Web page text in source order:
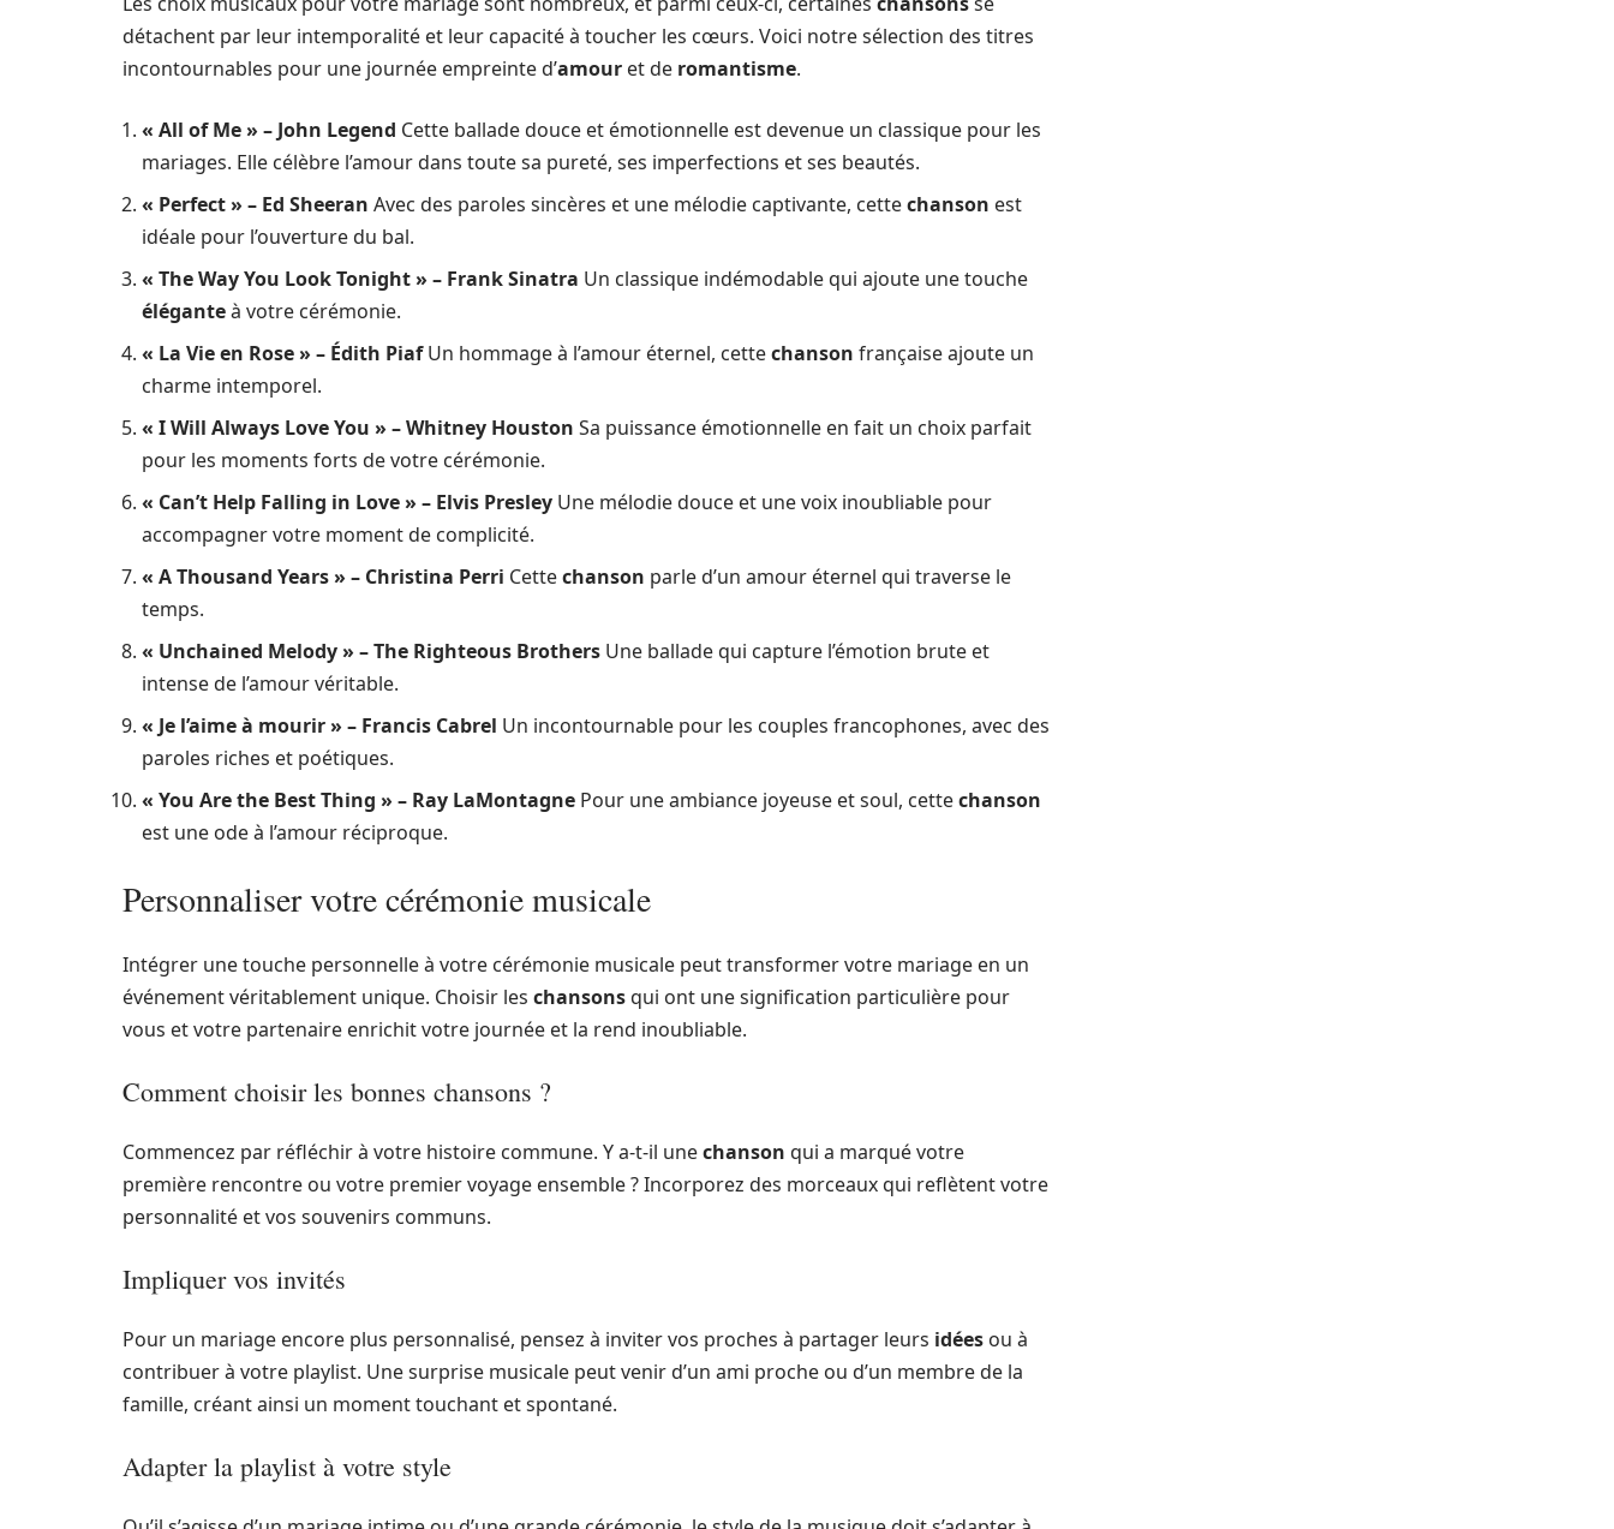
détachent par leur intemporalité et leur capacité à toucher les cœurs. Voici notre sélection des titres
incontournables pour une journée empreinte d’amour et de romantisme.
« All of Me » – John Legend Cette ballade douce et émotionnelle est devenue un classique pour les
mariages. Elle célèbre l’amour dans toute sa pureté, ses imperfections et ses beautés.
« Perfect » – Ed Sheeran Avec des paroles sincères et une mélodie captivante, cettechanson est
idéale pour l’ouverture du bal.
« The Way You Look Tonight » – Frank Sinatra Un classique indémodable qui ajoute une touche
éléganteà votre cérémonie.
« La Vie en Rose » – Édith PiafUn hommage à l’amour éternel, cettechanson française ajoute un
charme intemporel.
« I Will Always Love You » – Whitney Houston Sa puissance émotionnelle en fait un choix parfait
pour les moments forts de votre cérémonie.
« Can’t Help Falling in Love » – Elvis Presley Une mélodie douce et une voix inoubliable pour
accompagner votre moment de complicité.
« A Thousand Years » – Christina Perri Cettechanson parle d’un amour éternel qui traverse le
temps.
« Unchained Melody » – The Righteous Brothers Une ballade qui capture l’émotion brute et
intense de l’amour véritable.
« Je l’aime à mourir » – Francis Cabrel Un incontournable pour les couples francophones, avec des
paroles riches et poétiques.
« You Are the Best Thing » – Ray LaMontagne Pour une ambiance joyeuse et soul, cettechanson
est une ode à l’amour réciproque.
Personnaliser votre cérémonie musicale
Intégrer une touche personnelle à votre cérémonie musicale peut transformer votre mariage en un
événement véritablement unique. Choisir les chansonsqui ont une signification particulière pour
vous et votre partenaire enrichit votre journée et la rend inoubliable.
Comment choisir les bonnes chansons ?
Commencez par réfléchir à votre histoire commune. Y a-t-il unechanson qui a marqué votre
première rencontre ou votre premier voyage ensemble ? Incorporez des morceaux qui reflètent votre
personnalité et vos souvenirs communs.
Impliquer vos invités
Pour un mariage encore plus personnalisé, pensez à inviter vos proches à partager leurs idées ou à
contribuer à votre playlist. Une surprise musicale peut venir d’un ami proche ou d’un membre de la
famille, créant ainsi un moment touchant et spontané.
Adapter la playlist à votre style